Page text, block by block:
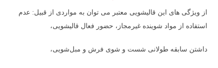
از ویژگی های این قالیشویی معتبر می توان به مواردی از قبیل: عدم
استفاده از مواد شوینده غیرمجاز، حضور فعال قالیشویی،
داشتن سابقه طولانی شست و شوی فرش و مبل‌شویی،